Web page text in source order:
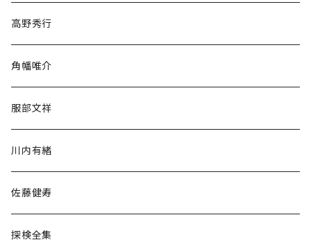
随筆・ノンフィクション・その他
民族・風習
高野秀行
角幡唯介
服部文祥
川内有緒
佐藤健寿
探検全集